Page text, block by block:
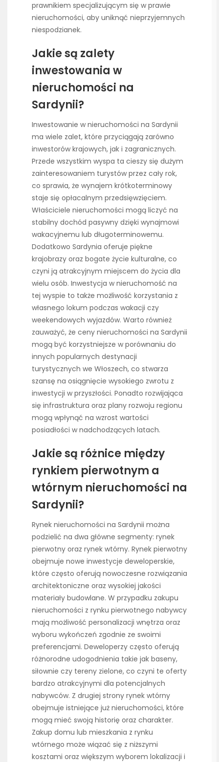
prawnikiem specjalizującym się w prawie
nieruchomości, aby uniknąć nieprzyjemnych
niespodzianek.
Jakie są zalety
inwestowania w
nieruchomości na
Sardynii?
Inwestowanie w nieruchomości na Sardynii
ma wiele zalet, które przyciągają zarówno
inwestorów krajowych, jak i zagranicznych.
Przede wszystkim wyspa ta cieszy się dużym
zainteresowaniem turystów przez cały rok,
co sprawia, że wynajem krótkoterminowy
staje się opłacalnym przedsięwzięciem.
Właściciele nieruchomości mogą liczyć na
stabilny dochód pasywny dzięki wynajmowi
wakacyjnemu lub długoterminowemu.
Dodatkowo Sardynia oferuje piękne
krajobrazy oraz bogate życie kulturalne, co
czyni ją atrakcyjnym miejscem do życia dla
wielu osób. Inwestycja w nieruchomość na
tej wyspie to także możliwość korzystania z
własnego lokum podczas wakacji czy
weekendowych wyjazdów. Warto również
zauważyć, że ceny nieruchomości na Sardynii
mogą być korzystniejsze w porównaniu do
innych popularnych destynacji
turystycznych we Włoszech, co stwarza
szansę na osiągnięcie wysokiego zwrotu z
inwestycji w przyszłości. Ponadto rozwijająca
się infrastruktura oraz plany rozwoju regionu
mogą wpłynąć na wzrost wartości
posiadłości w nadchodzących latach.
Jakie są różnice między
rynkiem pierwotnym a
wtórnym nieruchomości na
Sardynii?
Rynek nieruchomości na Sardynii można
podzielić na dwa główne segmenty: rynek
pierwotny oraz rynek wtórny. Rynek pierwotny
obejmuje nowe inwestycje deweloperskie,
które często oferują nowoczesne rozwiązania
architektoniczne oraz wysokiej jakości
materiały budowlane. W przypadku zakupu
nieruchomości z rynku pierwotnego nabywcy
mają możliwość personalizacji wnętrza oraz
wyboru wykończeń zgodnie ze swoimi
preferencjami. Deweloperzy często oferują
różnorodne udogodnienia takie jak baseny,
siłownie czy tereny zielone, co czyni te oferty
bardzo atrakcyjnymi dla potencjalnych
nabywców. Z drugiej strony rynek wtórny
obejmuje istniejące już nieruchomości, które
mogą mieć swoją historię oraz charakter.
Zakup domu lub mieszkania z rynku
wtórnego może wiązać się z niższymi
kosztami oraz większym wyborem lokalizacji i